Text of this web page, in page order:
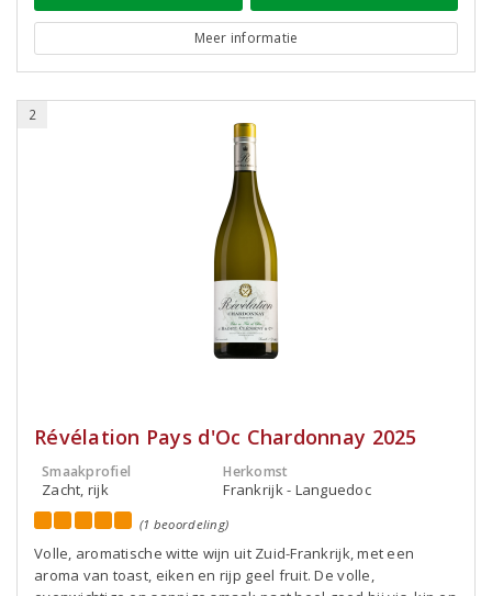
Meer informatie
2
Révélation Pays d'Oc Chardonnay 2025
Smaakprofiel
Zacht, rijk
Herkomst
Frankrijk - Languedoc
(1 beoordeling)
Volle, aromatische witte wijn uit Zuid-Frankrijk, met een
aroma van toast, eiken en rijp geel fruit. De volle,